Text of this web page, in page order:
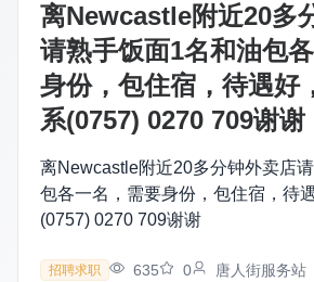
离Newcastle附近20多
请熟手饭面1名和油包
身份，包住宿，待遇好
系(0757) 0270 709谢谢
离Newcastle附近20多分钟外卖店
包各一名，需要身份，包住宿，待
(0757) 0270 709谢谢
招聘求职 635 0
唐人街服务站